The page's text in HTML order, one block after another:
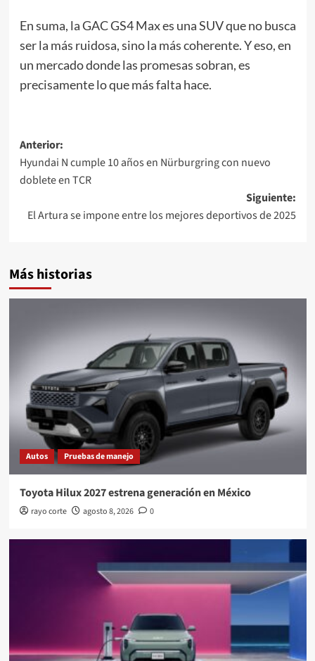
En suma, la GAC GS4 Max es una SUV que no busca
ser la más ruidosa, sino la más coherente. Y eso, en
un mercado donde las promesas sobran, es
precisamente lo que más falta hace.
Navegación
de
entradas
Anterior:
Hyundai N cumple 10 años en Nürburgring con nuevo
doblete en TCR
Siguiente:
El Artura se impone entre los mejores deportivos de 2025
Más historias
Autos Pruebas de manejo
Toyota Hilux 2027 estrena generación en México
rayo corte agosto 8, 2026 0